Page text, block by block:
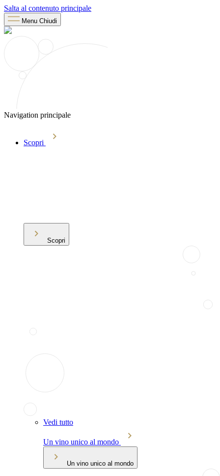
Salta al contenuto principale
Menu Chiudi
Navigation principale
Scopri
Scopri
Vedi tutto
Un vino unico al mondo
Un vino unico al mondo